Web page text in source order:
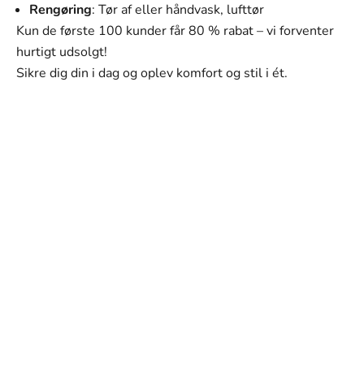
Rengøring: Tør af eller håndvask, lufttør
Kun de første 100 kunder får 80 % rabat – vi forventer
hurtigt udsolgt!
Sikre dig din i dag og oplev komfort og stil i ét.
SVANEN MODE